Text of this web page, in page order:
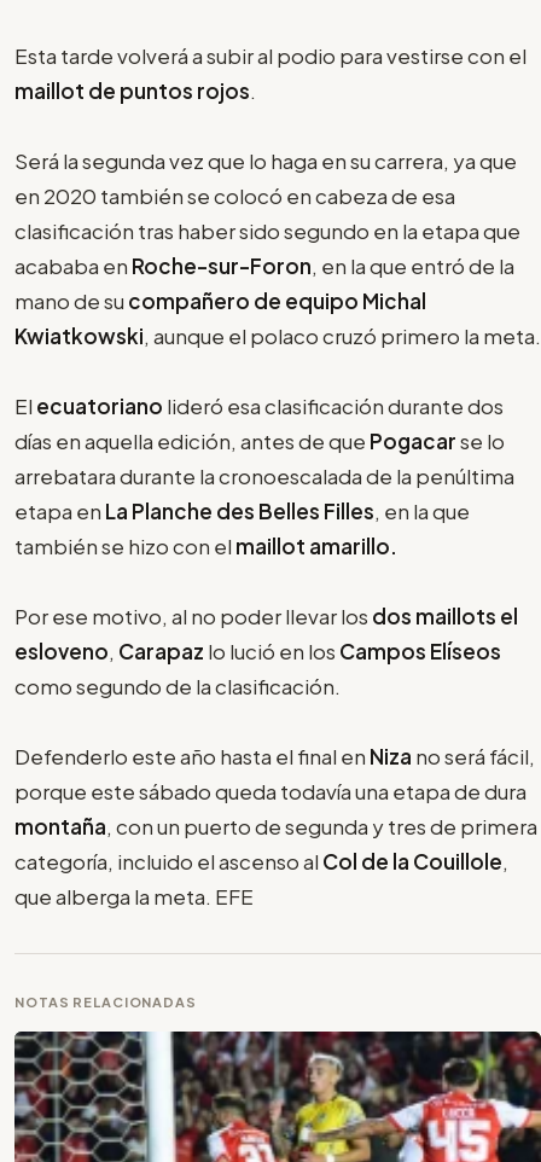
Esta tarde volverá a subir al podio para vestirse con el
maillot de puntos rojos.
Será la segunda vez que lo haga en su carrera, ya que
en 2020 también se colocó en cabeza de esa
clasificación tras haber sido segundo en la etapa que
acababa en Roche-sur-Foron, en la que entró de la
mano de su compañero de equipo Michal
Kwiatkowski, aunque el polaco cruzó primero la meta.
El ecuatoriano lideró esa clasificación durante dos
días en aquella edición, antes de que Pogacarse lo
arrebatara durante la cronoescalada de la penúltima
etapa en La Planche des Belles Filles, en la que
también se hizo con el maillot amarillo.
Por ese motivo, al no poder llevar los dos maillots el
esloveno, Carapaz lo lució en los Campos Elíseos
como segundo de la clasificación.
Defenderlo este año hasta el final en Niza no será fácil,
porque este sábado queda todavía una etapa de dura
montaña, con un puerto de segunda y tres de primera
categoría, incluido el ascenso al Col de la Couillole,
que alberga la meta. EFE
NOTAS RELACIONADAS